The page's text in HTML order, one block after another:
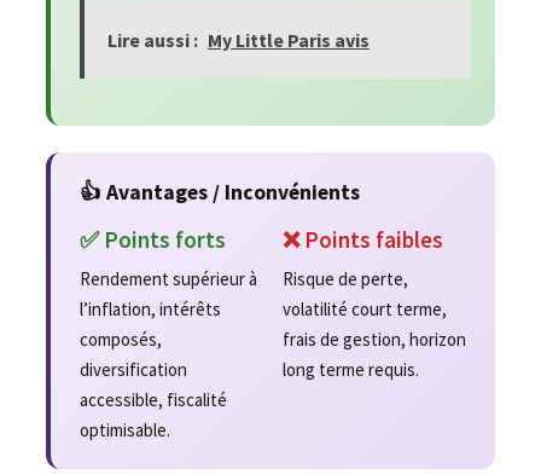
Lire aussi : My Little Paris avis
👍 Avantages / Inconvénients
✅ Points forts
Rendement supérieur à
l’inflation, intérêts
composés,
diversification
accessible, fiscalité
optimisable.
❌ Points faibles
Risque de perte,
volatilité court terme,
frais de gestion, horizon
long terme requis.